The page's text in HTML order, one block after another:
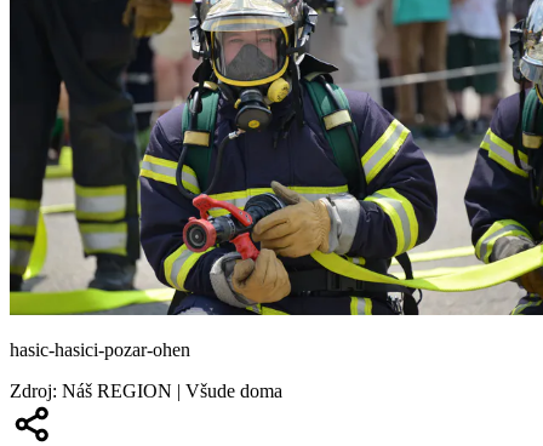
hasic-hasici-pozar-ohen
Zdroj: Náš REGION | Všude doma